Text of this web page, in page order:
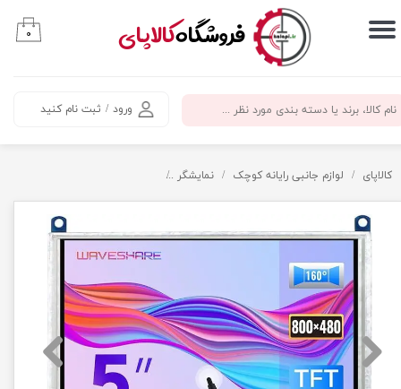
​فروشگاهکالاپای
ورود / ثبت نام کنید
حساب کاربری من
سفارشات
۰
کالاپای لوازم جانبی رایانه کوچک نمایشگر